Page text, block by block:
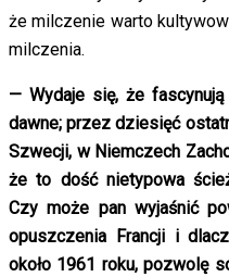
że milczenie warto
milczenia.
— Wydaje się, że
dawne; przez dziesięć
Szwecji, w Niemczech
że to dość nietypowa
Czy może pan wyjaśnić
opuszczenia Francji i
około 1961 roku, pozwolę